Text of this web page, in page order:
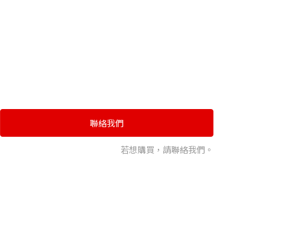
聯絡我們
若想購買，請聯絡我們。